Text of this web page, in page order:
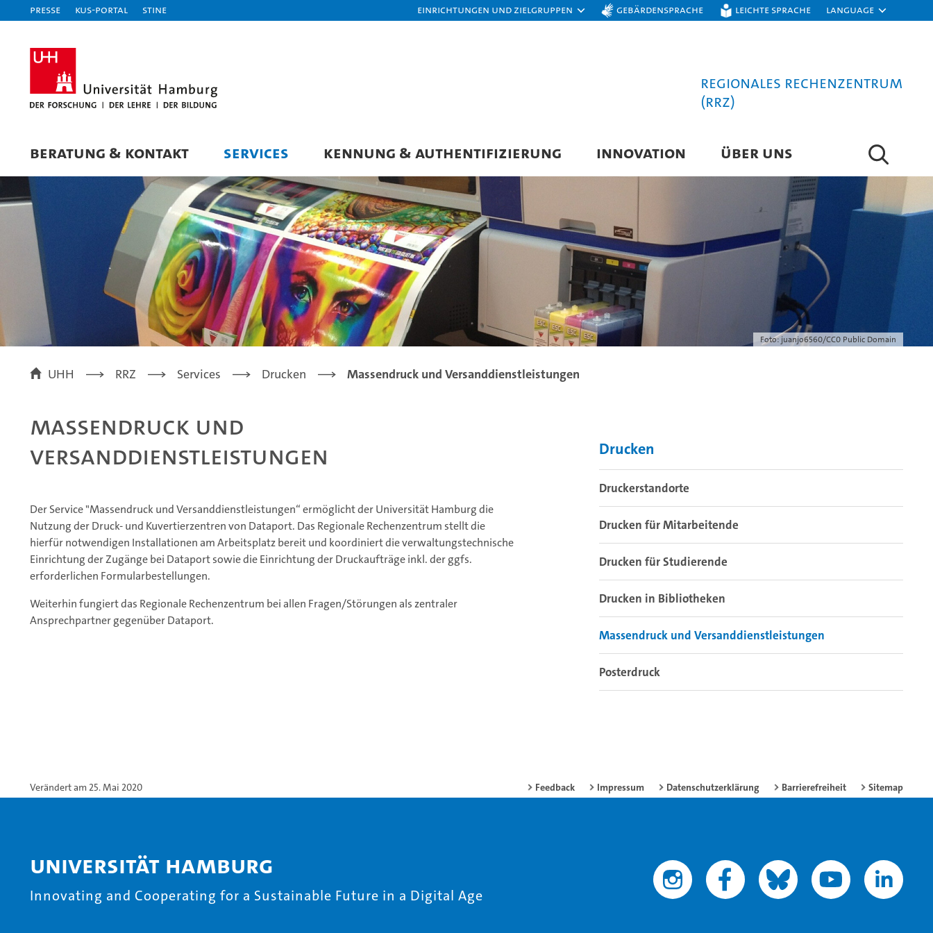
Presse KUS-Portal STiNE Einrichtungen und Zielgruppen Gebärdensprache Leichte Sprache Language
Regionales Rechenzentrum
(RRZ)
BERATUNG & KONTAKT SERVICES KENNUNG & AUTHENTIFIZIERUNG INNOVATION ÜBER UNS
Foto: juanjo6560/CC0 Public Domain
UHH RRZ Services Drucken Massendruck und Versanddienstleistungen
Massendruck und
Versanddienstleistungen
Der Service "Massendruck und Versanddienstleistungen“ ermöglicht der Universität Hamburg die
Nutzung der Druck- und Kuvertierzentren von Dataport. Das Regionale Rechenzentrum stellt die
hierfür notwendigen Installationen am Arbeitsplatz bereit und koordiniert die verwaltungstechnische
Einrichtung der Zugänge bei Dataport sowie die Einrichtung der Druckaufträge inkl. der ggfs.
erforderlichen Formularbestellungen.
Weiterhin fungiert das Regionale Rechenzentrum bei allen Fragen/Störungen als zentraler
Ansprechpartner gegenüber Dataport.
Drucken
Druckerstandorte
Drucken für Mitarbeitende
Drucken für Studierende
Drucken in Bibliotheken
Massendruck und Versanddienstleistungen
Posterdruck
Verändert am 25. Mai 2020 Feedback Impressum Datenschutzerklärung Barrierefreiheit Sitemap
Universität Hamburg
Innovating and Cooperating for a Sustainable Future in a Digital Age